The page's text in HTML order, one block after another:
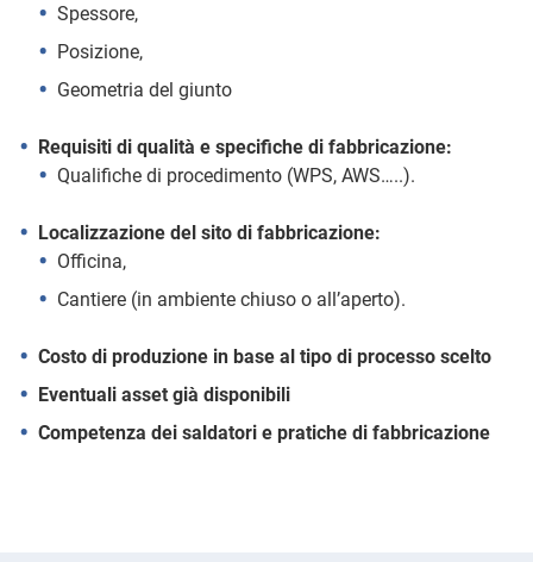
Spessore,
Posizione,
Geometria del giunto
Requisiti di qualità e specifiche di fabbricazione:
Qualifiche di procedimento (WPS, AWS…..).
Localizzazione del sito di fabbricazione:
Officina,
Cantiere (in ambiente chiuso o all’aperto).
Costo di produzione in base al tipo di processo scelto
Eventuali asset già disponibili
Competenza dei saldatori e pratiche di fabbricazione